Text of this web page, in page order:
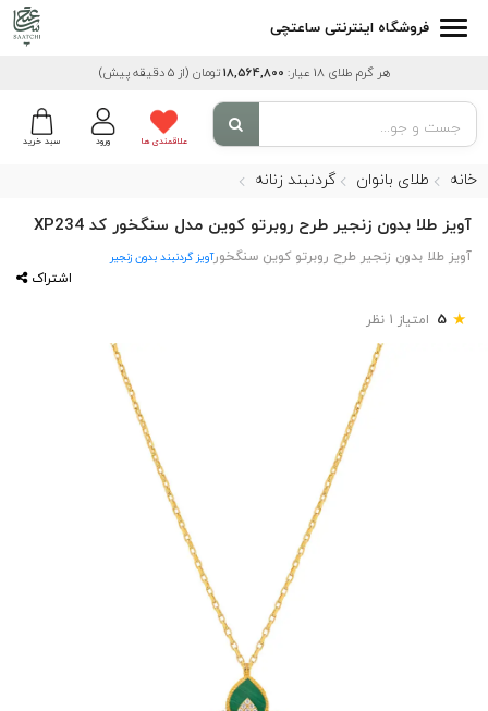
فروشگاه اینترنتی ساعتچی
هر گرم طلای 18 عیار: 18,564,800تومان (از 5 دقیقه پیش)
سبد خرید ورود علاقمندی ها
خانه طلای بانوان گردنبند زنانه
آویز طلا بدون زنجیر طرح روبرتو کوین مدل سنگخور کد XP234
آویز طلا بدون زنجیر طرح روبرتو کوین سنگخورآویز گردنبند بدون زنجیر
اشتراک
★
5 امتیاز 1 نظر